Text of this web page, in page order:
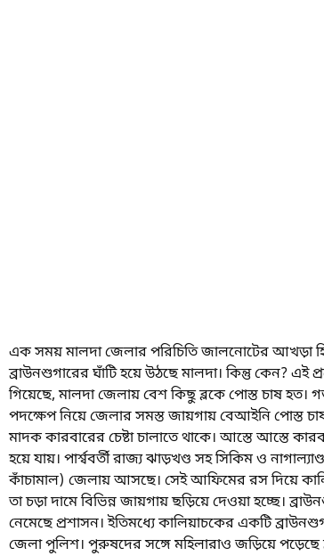
এক সময় মালদা জেলার পরিচিতি জালনোটের আখড়া
ব্রাউনশুগারের ঘাঁটি হয়ে উঠছে মালদা। কিন্তু কেন? এই
গিয়েছে, মালদা জেলায় বেশ কিছু ব্লকে পোস্ত চাষ
পদক্ষেপ নিয়ে জেলার সমস্ত জায়গায় বেআইনি পোস্ত
মাদক কারবারের চেষ্টা চালাতে থাকে। আস্তে আস্তে
হয়ে যায়। পার্শ্ববর্তী রাজ্য ঝাড়খণ্ড সহ সিকিম ও
কাঁচামাল) জেলায় আসছে। সেই আফিমের রস দিয়ে
তা চড়া দামে বিভিন্ন জায়গায় ছড়িয়ে দেওয়া হচ্ছে।
নেমেছে প্রশাসন। ইতিমধ্যে কালিয়াচকের একটি
জেলা পুলিশ। পুরুষদের সঙ্গে মহিলারাও জড়িয়ে পড়েছে